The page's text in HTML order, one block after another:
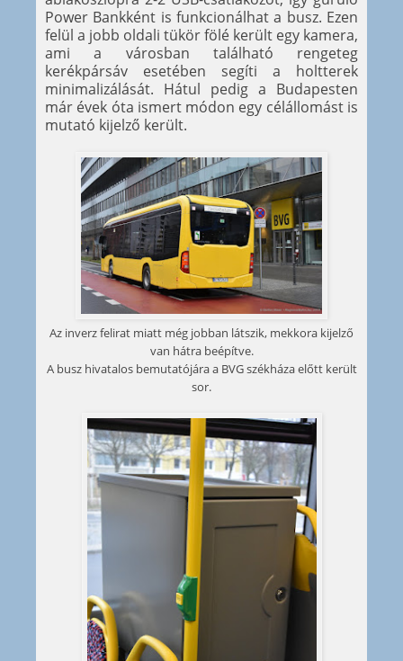
Power Bankként is funkcionálhat a busz. Ezen
felül a jobb oldali tükör fölé került egy kamera,
ami a városban található rengeteg
kerékpársáv esetében segíti a holtterek
minimalizálását. Hátul pedig a Budapesten
már évek óta ismert módon egy célállomást is
mutató kijelző került.
Az inverz felirat miatt még jobban látszik, mekkora kijelző
van hátra beépítve.
A busz hivatalos bemutatójára a BVG székháza előtt került
sor.